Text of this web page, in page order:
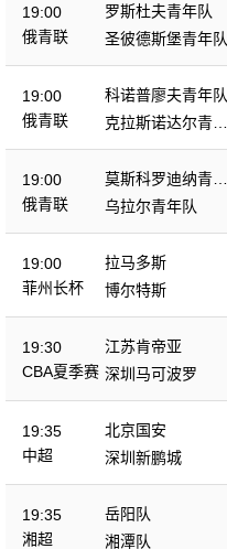
19:00
俄青联
罗斯杜夫青年队
圣彼德斯堡青年队
19:00
俄青联
科诺普廖夫青年队
克拉斯诺达尔青年
队
19:00
俄青联
莫斯科罗迪纳青年
队
乌拉尔青年队
19:00
菲州长杯
拉马多斯
博尔特斯
19:30
CBA夏季赛
江苏肯帝亚
深圳马可波罗
19:35
中超
北京国安
深圳新鹏城
19:35
湘超
岳阳队
湘潭队